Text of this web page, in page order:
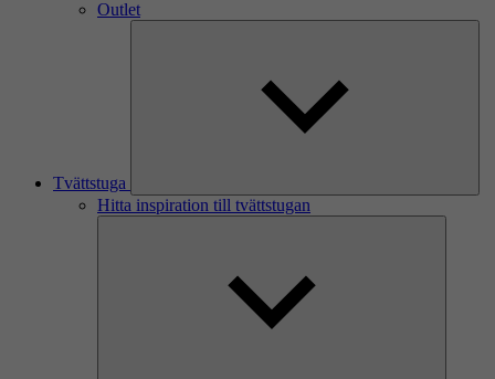
Outlet
Tvättstuga
Hitta inspiration till tvättstugan